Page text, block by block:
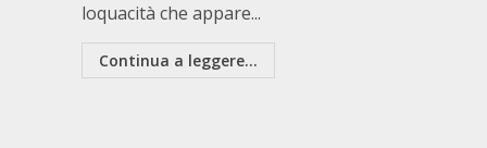
loquacità che appare...
Continua a leggere...